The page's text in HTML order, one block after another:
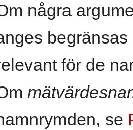
några
för de
se